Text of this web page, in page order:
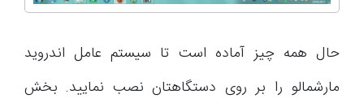
حال همه چیز آماده است تا سیستم عامل اندروید
مارشمالو را بر روی دستگاهتان نصب نمایید. بخش